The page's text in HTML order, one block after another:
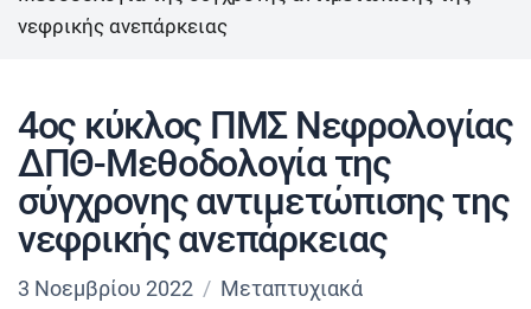
νεφρικής ανεπάρκειας
4ος κύκλος ΠΜΣ Νεφρολογίας
ΔΠΘ-Μεθοδολογία της
σύγχρονης αντιμετώπισης της
νεφρικής ανεπάρκειας
3 Νοεμβρίου 2022 Μεταπτυχιακά